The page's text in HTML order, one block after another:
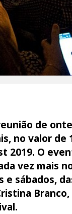
de
no valor de
2019. O
vez mais
sábados,